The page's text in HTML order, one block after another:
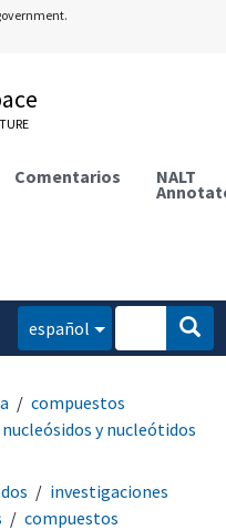
Comentarios NALT
español
compuestos
y nucleótidos
investigaciones
compuestos